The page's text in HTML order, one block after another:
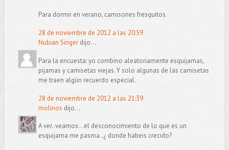
Para dormir en verano, camisones fresquitos.
28 de noviembre de 2012 a las 20:59
Nubian Singerdijo...
Para la encuesta: yo combino aleatoriamente esquijamas,
pijamas y camisetas viejas. Y solo algunas de las camisetas
me traen algún recuerdo especial.
28 de noviembre de 2012 a las 21:39
molinos dijo...
A ver..veamos...el desconocimiento de lo que es un
esquijama me pasma..¿ donde habeis crecido?